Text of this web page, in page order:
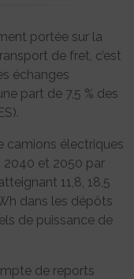
portée sur la
de fret, c’est
échanges
part de 7,5 % des
camions électriques
2040 et 2050 par
11,8, 18,5
dans les dépôts
de puissance de
de reports